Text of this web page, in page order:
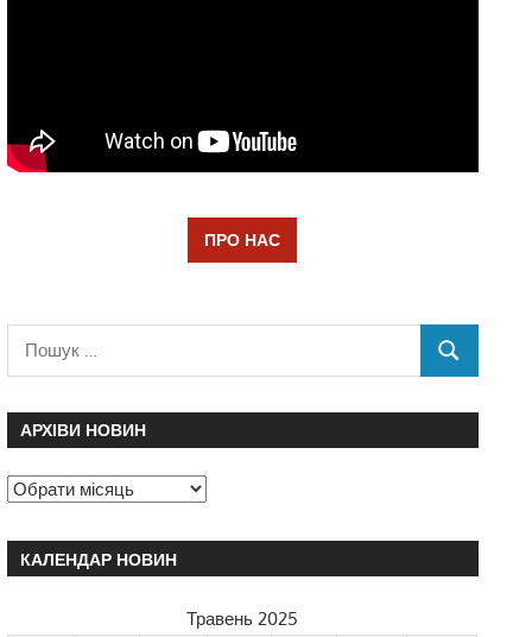
ПРО НАС
АРХІВИ НОВИН
КАЛЕНДАР НОВИН
Травень 2025